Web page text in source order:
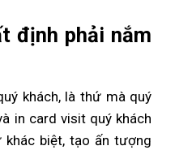
định phải nắm
khách, là thứ mà quý
in card visit quý khách
biệt, tạo ấn tượng